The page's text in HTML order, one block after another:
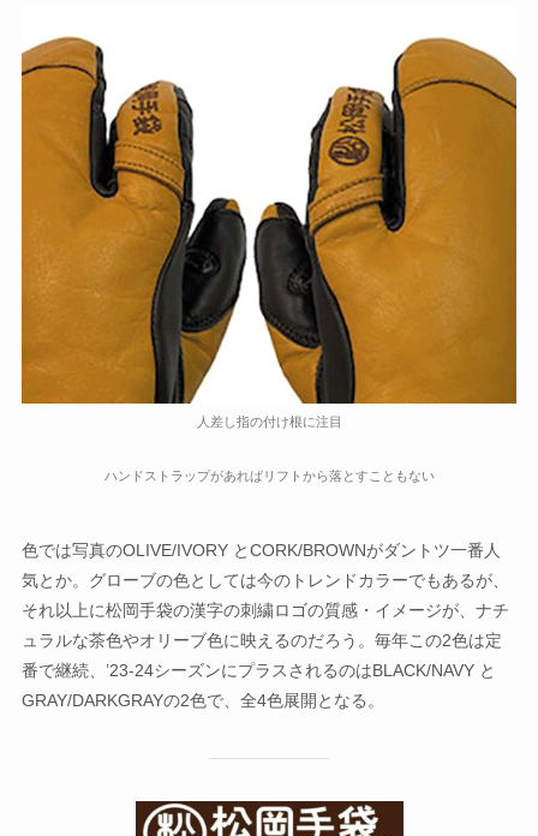
人差し指の付け根に注目
ハンドストラップがあればリフトから落とすこともない
色では写真のOLIVE/IVORY とCORK/BROWNがダントツ一番人
気とか。グローブの色としては今のトレンドカラーでもあるが、
それ以上に松岡手袋の漢字の刺繍ロゴの質感・イメージが、ナチ
ュラルな茶色やオリーブ色に映えるのだろう。毎年この2色は定
番で継続、’23-24シーズンにプラスされるのはBLACK/NAVY と
GRAY/DARKGRAYの2色で、全4色展開となる。